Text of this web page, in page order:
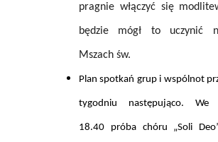
pragnie włączyć się
będzie mógł to uczynić
Mszach św.
Plan spotkań grup i wspólnot
tygodniu następująco. We
18.40 próba chóru „Soli